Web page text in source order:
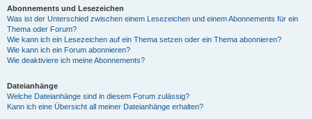
Abonnements und Lesezeichen
Was ist der Unterschied zwischen einem Lesezeichen und einem Abonnements für ein
Thema oder Forum?
Wie kann ich ein Lesezeichen auf ein Thema setzen oder ein Thema abonnieren?
Wie kann ich ein Forum abonnieren?
Wie deaktiviere ich meine Abonnements?
Dateianhänge
Welche Dateianhänge sind in diesem Forum zulässig?
Kann ich eine Übersicht all meiner Dateianhänge erhalten?